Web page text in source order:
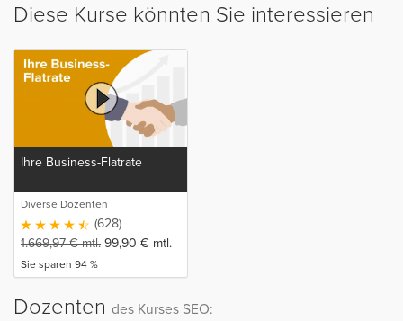
Diese Kurse könnten Sie interessieren
Ihre Business-Flatrate
Diverse Dozenten
(628)
1.669,97€mtl. 99,90 € mtl.
Sie sparen 94 %
Dozenten des Kurses SEO: